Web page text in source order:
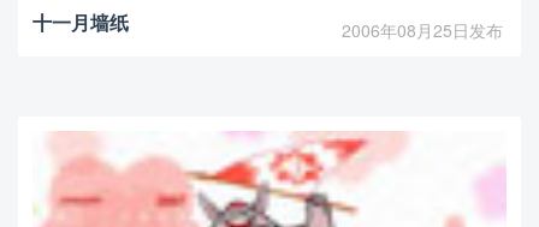
十一月墙纸 2006年08月25日发布